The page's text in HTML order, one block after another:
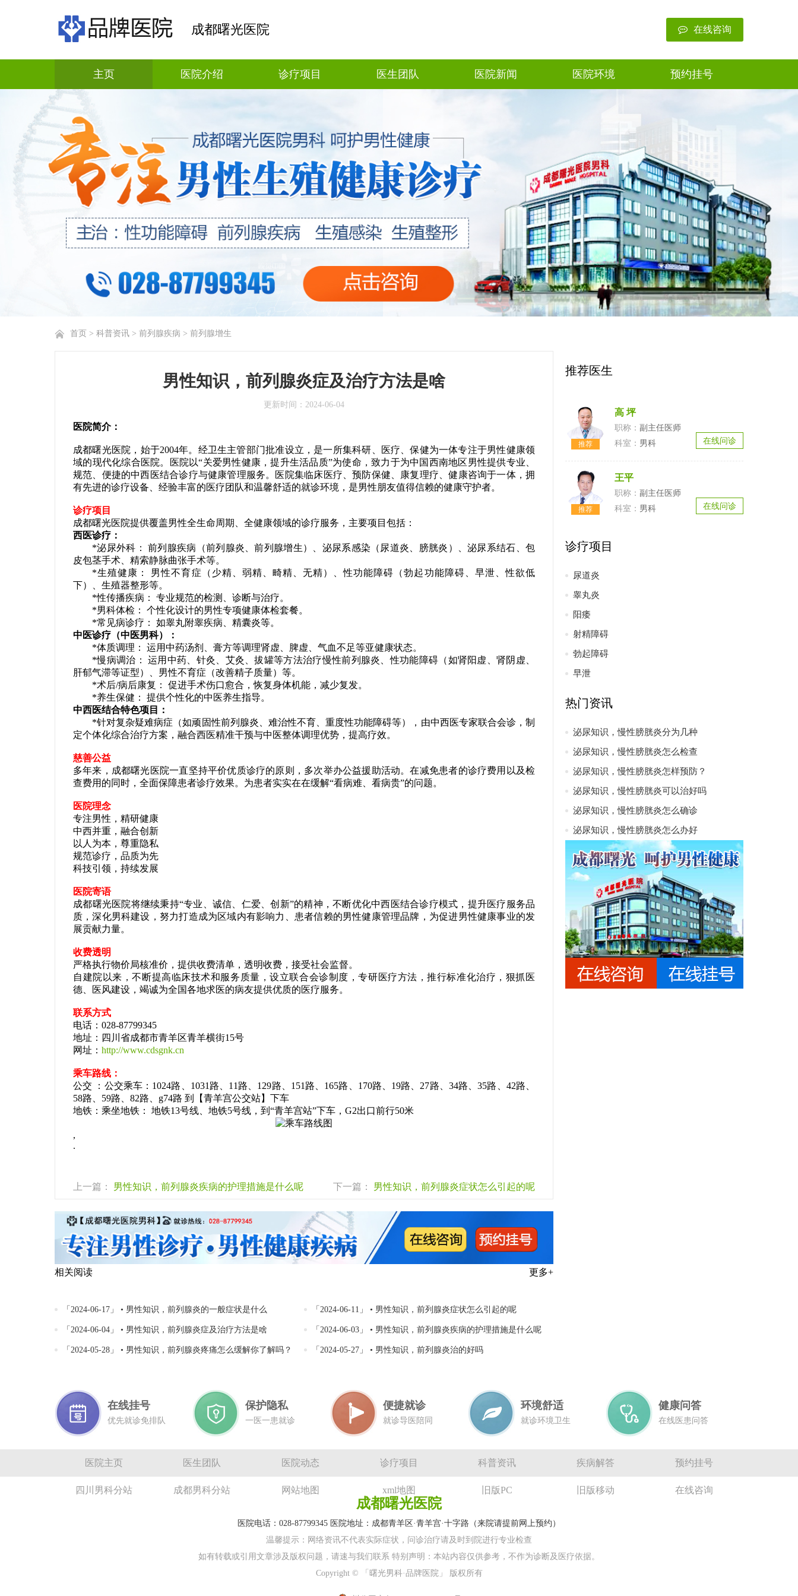
成都曙光医院 在线咨询
主页 医院介绍 诊疗项目 医生团队 医院新闻 医院环境 预约挂号
首页 > 科普资讯 > 前列腺疾病 > 前列腺增生
男性知识，前列腺炎症及治疗方法是啥
更新时间： 2024-06-04
医院简介：
成都曙光医院，始于2004年。经卫生主管部门批准设立，是一所集科研、医疗、保健为一体专注于男性健康领
域的现代化综合医院。医院以“关爱男性健康，提升生活品质”为使命，致力于为中国西南地区男性提供专业、
规范、便捷的中西医结合诊疗与健康管理服务。医院集临床医疗、预防保健、康复理疗、健康咨询于一体，拥
有先进的诊疗设备、经验丰富的医疗团队和温馨舒适的就诊环境，是男性朋友值得信赖的健康守护者。
诊疗项目
成都曙光医院提供覆盖男性全生命周期、全健康领域的诊疗服务，主要项目包括：
西医诊疗：
*泌尿外科： 前列腺疾病（前列腺炎、前列腺增生）、泌尿系感染（尿道炎、膀胱炎）、泌尿系结石、包
皮包茎手术、精索静脉曲张手术等。
*生殖健康： 男性不育症（少精、弱精、畸精、无精）、性功能障碍（勃起功能障碍、早泄、性欲低
下）、生殖器整形等。
*性传播疾病： 专业规范的检测、诊断与治疗。
*男科体检： 个性化设计的男性专项健康体检套餐。
*常见病诊疗： 如睾丸附睾疾病、精囊炎等。
中医诊疗（中医男科）：
*体质调理： 运用中药汤剂、膏方等调理肾虚、脾虚、气血不足等亚健康状态。
*慢病调治： 运用中药、针灸、艾灸、拔罐等方法治疗慢性前列腺炎、性功能障碍（如肾阳虚、肾阴虚、
肝郁气滞等证型）、男性不育症（改善精子质量）等。
*术后/病后康复： 促进手术伤口愈合，恢复身体机能，减少复发。
*养生保健： 提供个性化的中医养生指导。
中西医结合特色项目：
*针对复杂疑难病症（如顽固性前列腺炎、难治性不育、重度性功能障碍等），由中西医专家联合会诊，制
定个体化综合治疗方案，融合西医精准干预与中医整体调理优势，提高疗效。
慈善公益
多年来，成都曙光医院一直坚持平价优质诊疗的原则，多次举办公益援助活动。在减免患者的诊疗费用以及检
查费用的同时，全面保障患者诊疗效果。为患者实实在在缓解“看病难、看病贵”的问题。
医院理念
专注男性，精研健康
中西并重，融合创新
以人为本，尊重隐私
规范诊疗，品质为先
科技引领，持续发展
医院寄语
成都曙光医院将继续秉持“专业、诚信、仁爱、创新”的精神，不断优化中西医结合诊疗模式，提升医疗服务品
质，深化男科建设，努力打造成为区域内有影响力、患者信赖的男性健康管理品牌，为促进男性健康事业的发
展贡献力量。
收费透明
严格执行物价局核准价，提供收费清单，透明收费，接受社会监督。
自建院以来，不断提高临床技术和服务质量，设立联合会诊制度，专研医疗方法，推行标准化治疗，狠抓医
德、医风建设，竭诚为全国各地求医的病友提供优质的医疗服务。
联系方式
电话：028-87799345
地址：四川省成都市青羊区青羊横街15号
网址： http://www.cdsgnk.cn
乘车路线：
公交 ：公交乘车：1024路、1031路、11路、129路、151路、165路、170路、19路、27路、34路、35路、42路、
58路、59路、82路、g74路 到【青羊宫公交站】下车
地铁：乘坐地铁： 地铁13号线、地铁5号线，到“青羊宫站”下车，G2出口前行50米
,
.
上一篇： 男性知识，前列腺炎疾病的护理措施是什么呢 下一篇： 男性知识，前列腺炎症状怎么引起的呢
相关阅读 更多+
「2024-06-17」 • 男性知识，前列腺炎的一般症状是什么 「2024-06-11」 • 男性知识，前列腺炎症状怎么引起的呢
「2024-06-04」 • 男性知识，前列腺炎症及治疗方法是啥 「2024-06-03」 • 男性知识，前列腺炎疾病的护理措施是什么呢
「2024-05-28」 • 男性知识，前列腺炎疼痛怎么缓解你了解吗？ 「2024-05-27」 • 男性知识，前列腺炎治的好吗
推荐医生
高 坪
副主任医师
男科
在线问诊
王平
副主任医师
男科
在线问诊
诊疗项目
尿道炎
睾丸炎
阳痿
射精障碍
勃起障碍
早泄
热门资讯
泌尿知识，慢性膀胱炎分为几种
泌尿知识，慢性膀胱炎怎么检查
泌尿知识，慢性膀胱炎怎样预防？
泌尿知识，慢性膀胱炎可以治好吗
泌尿知识，慢性膀胱炎怎么确诊
泌尿知识，慢性膀胱炎怎么办好
在线挂号
优先就诊免排队
保护隐私
一医一患就诊
便捷就诊
就诊导医陪同
环境舒适
就诊环境卫生
健康问答
在线医患问答
医院主页 医生团队 医院动态 诊疗项目 科普资讯 疾病解答 预约挂号
四川男科分站 成都男科分站 网站地图 xml地图 旧版PC 旧版移动 在线咨询
成都曙光医院
医院电话：028-87799345 医院地址：成都青羊区·青羊宫·十字路（来院请提前网上预约）
温馨提示：网络资讯不代表实际症状，问诊治疗请及时到院进行专业检查
如有转载或引用文章涉及版权问题，请速与我们联系 特别声明：本站内容仅供参考，不作为诊断及医疗依据。
Copyright © 「曙光男科·品牌医院」 版权所有